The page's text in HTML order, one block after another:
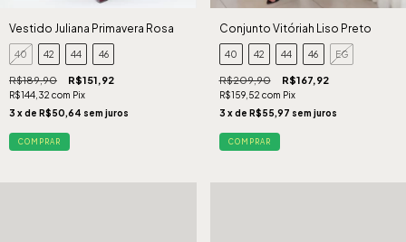
Vestido Juliana Primavera Rosa
40 42 44 46
R$189,90 R$151,92
R$144,32 com Pix
3 x de R$50,64 sem juros
COMPRAR
Conjunto Vitóriah Liso Preto
40 42 44 46 EG
R$209,90 R$167,92
R$159,52 com Pix
3 x de R$55,97 sem juros
COMPRAR